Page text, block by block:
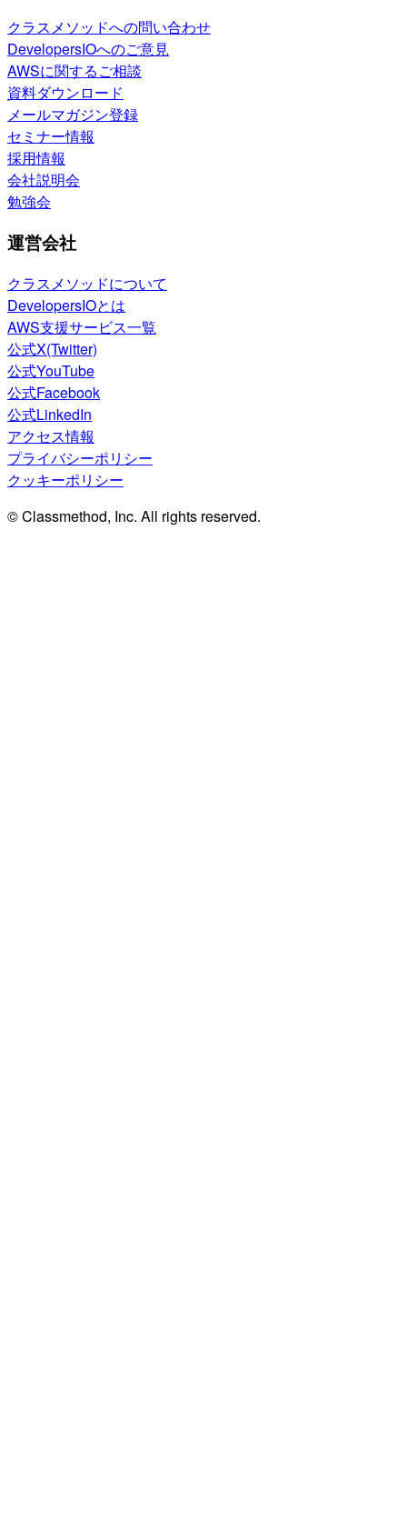
クラスメソッドへの問い合わせ
DevelopersIOへのご意見
AWSに関するご相談
資料ダウンロード
メールマガジン登録
セミナー情報
採用情報
会社説明会
勉強会
運営会社
クラスメソッドについて
DevelopersIOとは
AWS支援サービス一覧
公式X(Twitter)
公式YouTube
公式Facebook
公式LinkedIn
アクセス情報
プライバシーポリシー
クッキーポリシー
© Classmethod, Inc. All rights reserved.